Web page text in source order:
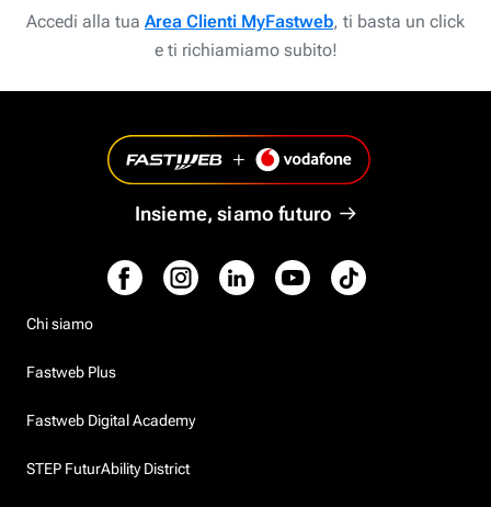
Accedi alla tua Area Clienti MyFastweb, ti basta un click
e ti richiamiamo subito!
Insieme, siamo futuro
Chi siamo
Fastweb Plus
Fastweb Digital Academy
STEP FuturAbility District